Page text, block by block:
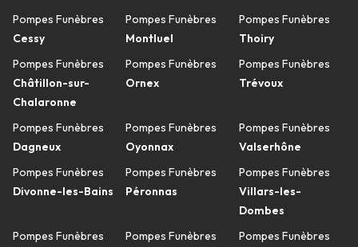
Pompes Funèbres
Cessy
Pompes Funèbres
Châtillon-sur-
Chalaronne
Pompes Funèbres
Dagneux
Pompes Funèbres
Divonne-les-Bains
Pompes Funèbres
Pompes Funèbres
Montluel
Pompes Funèbres
Ornex
Pompes Funèbres
Oyonnax
Pompes Funèbres
Péronnas
Pompes Funèbres
Pompes Funèbres
Thoiry
Pompes Funèbres
Trévoux
Pompes Funèbres
Valserhône
Pompes Funèbres
Villars-les-
Dombes
Pompes Funèbres